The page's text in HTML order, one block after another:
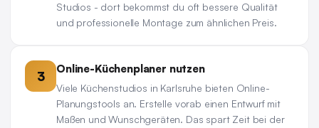
Studios - dort bekommst du oft bessere Qualität
und professionelle Montage zum ähnlichen Preis.
3 Online-Küchenplaner nutzen
Viele Küchenstudios in Karlsruhe bieten Online-
Planungstools an. Erstelle vorab einen Entwurf mit
Maßen und Wunschgeräten. Das spart Zeit bei der